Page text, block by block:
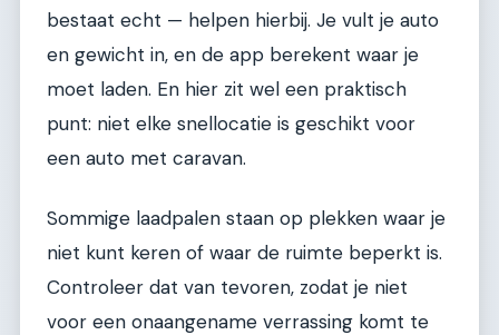
bestaat echt — helpen hierbij. Je vult je auto
en gewicht in, en de app berekent waar je
moet laden. En hier zit wel een praktisch
punt: niet elke snellocatie is geschikt voor
een auto met caravan.
Sommige laadpalen staan op plekken waar je
niet kunt keren of waar de ruimte beperkt is.
Controleer dat van tevoren, zodat je niet
voor een onaangename verrassing komt te